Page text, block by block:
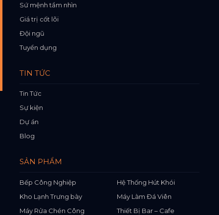
Sứ mệnh tầm nhìn
Giá trị cốt lõi
Đội ngũ
Tuyển dụng
TIN TỨC
Tin Tức
Sự kiện
Dự án
Blog
SẢN PHẨM
Bếp Công Nghiệp
Hệ Thống Hút Khói
Kho Lạnh Trưng bày
Máy Làm Đá Viên
Máy Rửa Chén Công
Thiết Bị Bar – Cafe